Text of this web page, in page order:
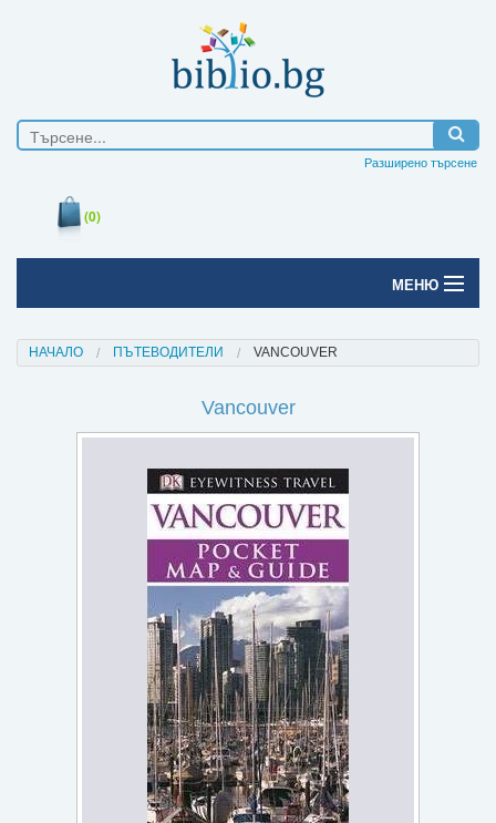
Разширено търсене
(0)
МЕНЮ
Електронни книги
НАЧАЛО ПЪТЕВОДИТЕЛИ VANCOUVER
Vancouver